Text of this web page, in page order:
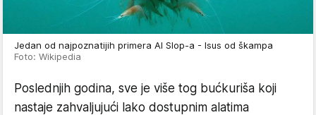
Jedan od najpoznatijih primera AI Slop-a - Isus od škampa
Foto: Wikipedia
Poslednjih godina, sve je više tog bućkuriša koji
nastaje zahvaljujući lako dostupnim alatima